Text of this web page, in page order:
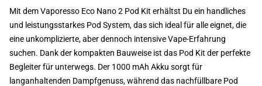
Mit dem Vaporesso Eco Nano 2 Pod Kit erhältst Du ein handliches
und leistungsstarkes Pod System, das sich ideal für alle eignet, die
eine unkomplizierte, aber dennoch intensive Vape-Erfahrung
suchen. Dank der kompakten Bauweise ist das Pod Kit der perfekte
Begleiter für unterwegs. Der 1000 mAh Akku sorgt für
langanhaltenden Dampfgenuss, während das nachfüllbare Pod